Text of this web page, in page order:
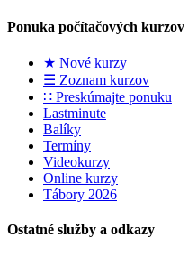
Ponuka počítačových kurzov
★ Nové kurzy
☰ Zoznam kurzov
∷ Preskúmajte ponuku
Lastminute
Balíky
Termíny
Videokurzy
Online kurzy
Tábory 2026
Ostatné služby a odkazy